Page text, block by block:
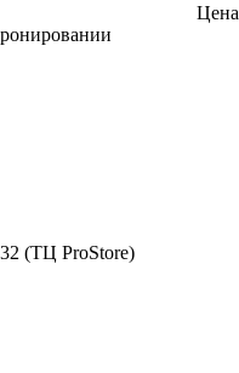
Цена
(ТЦ ProStore)